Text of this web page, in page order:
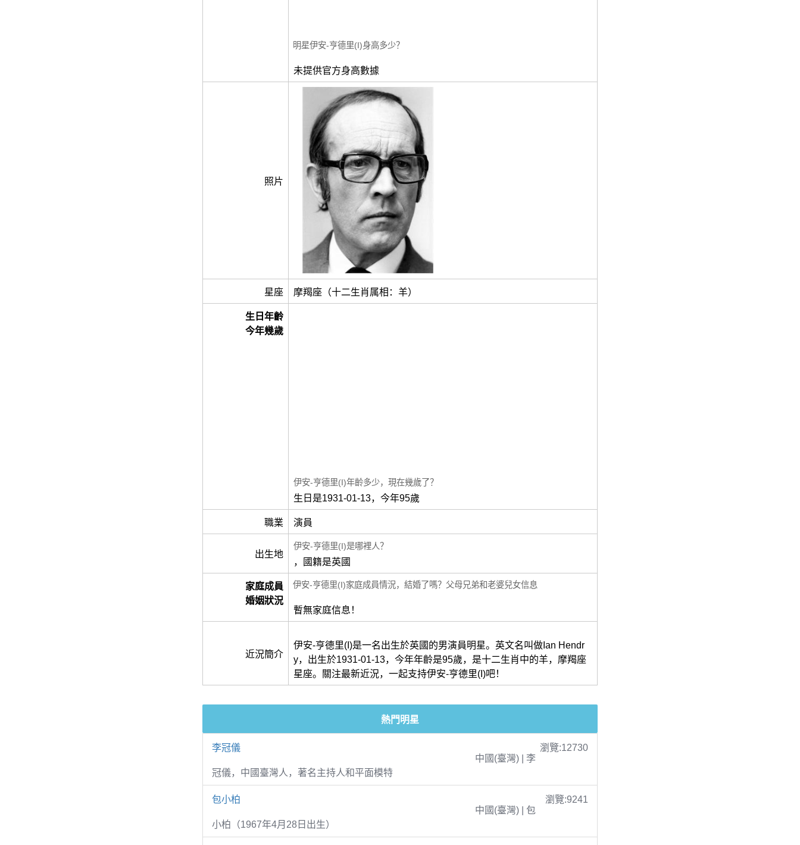
明星伊安-亨德里(I)身高多少？
未提供官方身高數據
照片
星座 摩羯座（十二生肖属相：羊）
生日年齡
今年幾歲
伊安-亨德里(I)年齡多少，現在幾歲了？
生日是1931-01-13，今年95歲
職業 演員
出生地
伊安-亨德里(I)是哪裡人？
，國籍是英國
家庭成員
婚姻狀況
伊安-亨德里(I)家庭成員情況，結婚了嗎？父母兄弟和老婆兒女信息
暫無家庭信息！
近況簡介
伊安-亨德里(I)是一名出生於英國的男演員明星。英文名叫做Ian Hendr
y，出生於1931-01-13，今年年齡是95歲，是十二生肖中的羊，摩羯座
星座。關注最新近況，一起支持伊安-亨德里(I)吧！
熱門明星
李冠儀
瀏覽:12730
中國(臺灣) | 李
冠儀，中國臺灣人，著名主持人和平面模特
包小柏
瀏覽:9241
中國(臺灣) | 包
小柏（1967年4月28日出生）